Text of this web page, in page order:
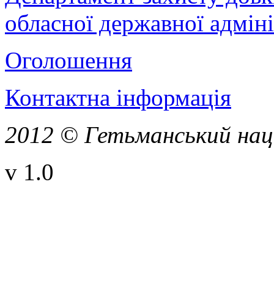
обласної державної
Оголошення
Контактна інформація
2012 © Гетьманський
v 1.0